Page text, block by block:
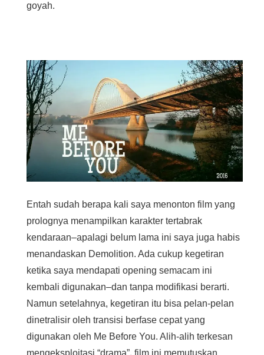
goyah.
Entah sudah berapa kali saya menonton film yang
prolognya menampilkan karakter tertabrak
kendaraan–apalagi belum lama ini saya juga habis
menandaskan Demolition. Ada cukup kegetiran
ketika saya mendapati opening semacam ini
kembali digunakan–dan tanpa modifikasi berarti.
Namun setelahnya, kegetiran itu bisa pelan-pelan
dinetralisir oleh transisi berfase cepat yang
digunakan oleh Me Before You. Alih-alih terkesan
mengeksploitasi “drama”, film ini memutuskan